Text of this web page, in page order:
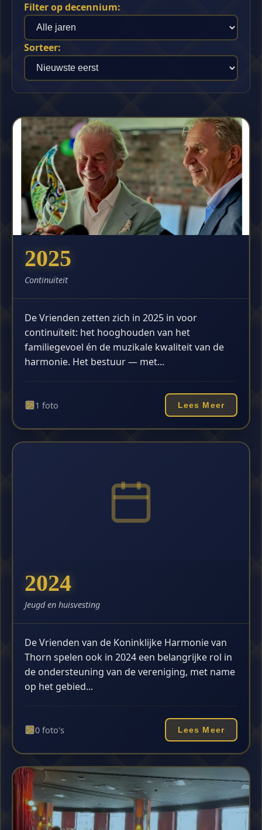
Filter op decennium:
Sorteer:
2025
Continuïteit
De Vrienden zetten zich in 2025 in voor
continuïteit: het hooghouden van het
familiegevoel én de muzikale kwaliteit van de
harmonie. Het bestuur — met...
1 foto Lees Meer
2024
Jeugd en huisvesting
De Vrienden van de Koninklijke Harmonie van
Thorn spelen ook in 2024 een belangrijke rol in
de ondersteuning van de vereniging, met name
op het gebied...
0 foto's Lees Meer